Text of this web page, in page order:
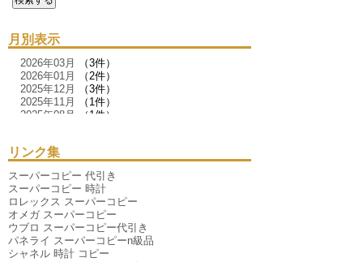
月別表示
2026年03月
（3件）
2026年01月
（2件）
2025年12月
（3件）
2025年11月
（1件）
2025年08月
（1件）
2025年04月
2025年01月（3件）
2024年12月（6件）
2024年11月（10件）
2024年10月（2件）
2024年09月（1件）
2024年08月（5件）
2024年07月 （6件）
リンク集
スーパーコピー 代引き
スーパーコピー 時計
ロレックス スーパーコピー
オメガ スーパーコピー
ウブロ スーパーコピー代引き
パネライ スーパーコピーn級品
シャネル 時計 コピー